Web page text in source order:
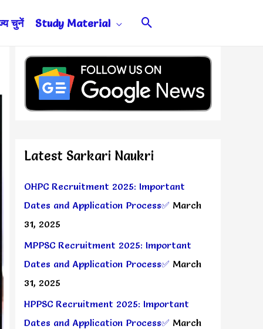
चुनें Study Material Search
Latest Sarkari Naukri
OHPC Recruitment 2025: Important
Dates and Application Process✅ March
31, 2025
MPPSC Recruitment 2025: Important
Dates and Application Process✅ March
31, 2025
HPPSC Recruitment 2025: Important
Dates and Application Process✅ March